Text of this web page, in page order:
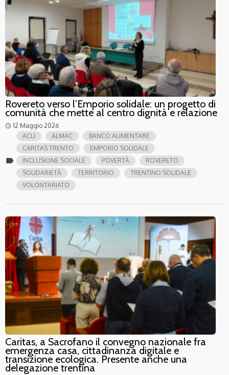
Rovereto verso l’Emporio solidale: un progetto di
comunità che mette al centro dignità e relazione
access_time 12 Maggio 2026
label
ACLI ALMAC
BANCO ALIMENTARE
CARITAS TRENTO
EMPORIO SOLIDALE
INCLUSIONE SOCIALE
POVERTÀ
ROVERETO
SOLIDARIETÀ
TERRITORIO
TRENTINO SOLIDALE
VOLONTARIATO
Caritas, a Sacrofano il convegno nazionale fra
emergenza casa, cittadinanza digitale e
transizione ecologica. Presente anche una
delegazione trentina